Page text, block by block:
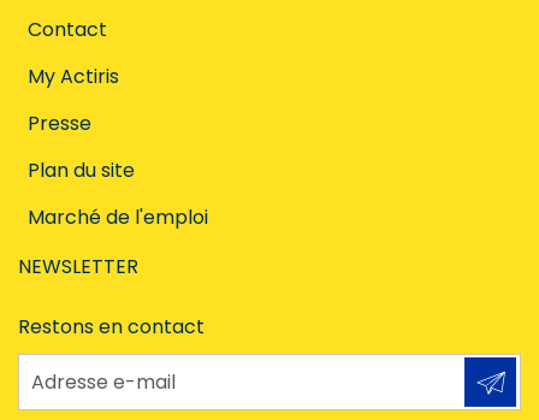
Contact
My Actiris
Presse
Plan du site
Marché de l'emploi
NEWSLETTER
Restons en contact
Adresse e-mail